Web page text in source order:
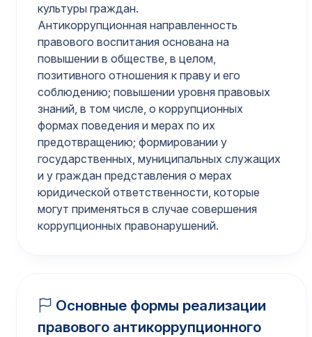
культуры граждан.
Антикоррупционная направленность
правового воспитания основана на
повышении в обществе, в целом,
позитивного отношения к праву и его
соблюдению; повышении уровня правовых
знаний, в том числе, о коррупционных
формах поведения и мерах по их
предотвращению; формировании у
государственных, муниципальных служащих
и у граждан представления о мерах
юридической ответственности, которые
могут применяться в случае совершения
коррупционных правонарушений.
Основные формы реализации
правового антикоррупционного